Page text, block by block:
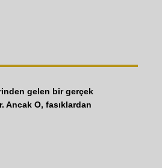
gelen bir gerçek
O, fasıklardan